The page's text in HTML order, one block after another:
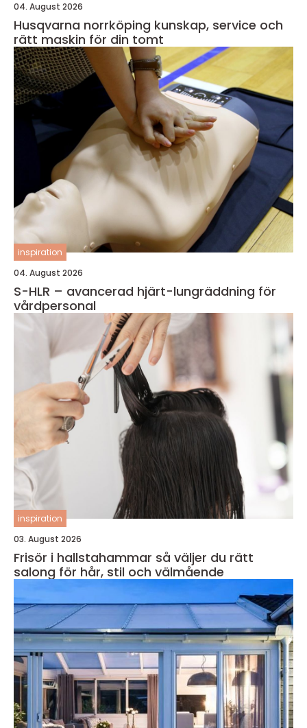
04. August 2026
Husqvarna norrköping kunskap, service och
rätt maskin för din tomt
inspiration
04. August 2026
S-HLR – avancerad hjärt-lungräddning för
vårdpersonal
inspiration
03. August 2026
Frisör i hallstahammar så väljer du rätt
salong för hår, stil och välmående